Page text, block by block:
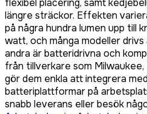
flexibel placering, samt
längre sträckor. Effekten
på några hundra lumen upp till
watt, och många modeller drivs
andra är batteridrivna och
från tillverkare som Milwaukee,
gör dem enkla att integrera
batteriplattformar på
snabb leverans eller besök